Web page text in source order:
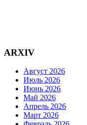
ARXIV
Август 2026
Июль 2026
Июнь 2026
Май 2026
Апрель 2026
Март 2026